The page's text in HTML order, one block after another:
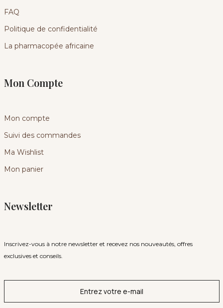
FAQ
Politique de confidentialité
La pharmacopée africaine
Mon Compte
Mon compte
Suivi des commandes
Ma Wishlist
Mon panier
Newsletter
Inscrivez-vous à notre newsletter et recevez nos nouveautés, offres
exclusives et conseils.